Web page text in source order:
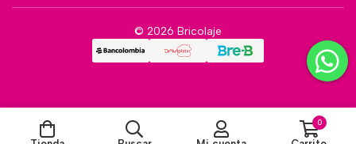
© 2026 Bricolaje
0